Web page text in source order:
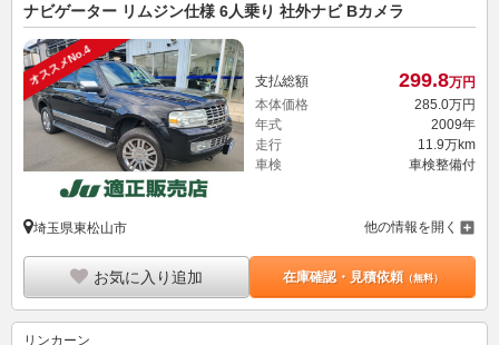
ナビゲーター リムジン仕様 6人乗り 社外ナビ Bカメラ
オススメNo.4 支払総額 299.8万円
本体価格
285. 0万円
年式
2009年
走行
11.9万km
車検
車検整備付
埼玉県東松山市 他の情報を開く
お気に入り追加 在庫確認・見積依頼（無料）
リンカーン